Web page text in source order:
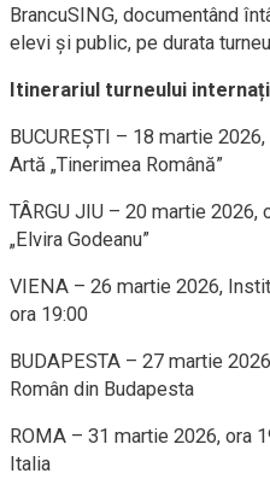
BrancuSING, documentând
elevi și public, pe durata
Itinerariul turneului
BUCUREȘTI – 18 martie
Artă „Tinerimea Română”
TÂRGU JIU – 20 martie 2026,
„Elvira Godeanu”
VIENA – 26 martie 2026,
ora 19:00
BUDAPESTA – 27 martie
Român din Budapesta
ROMA – 31 martie 2026, ora
Italia